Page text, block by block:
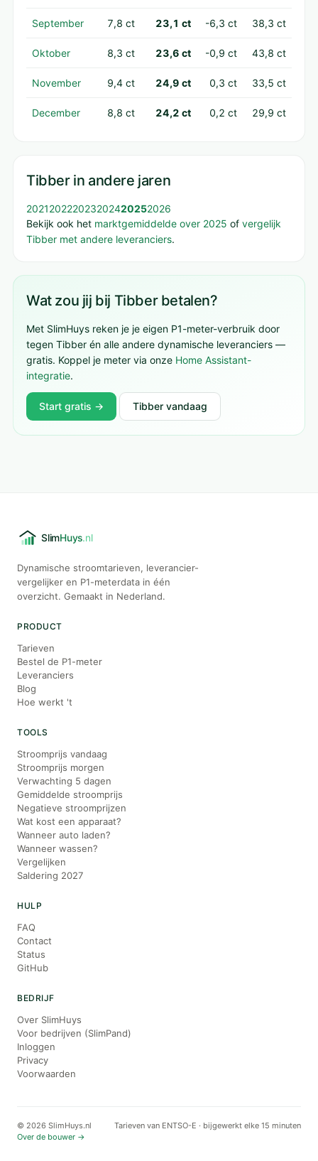
September 7,8 ct 23,1 ct -6,3 ct 38,3 ct
Oktober 8,3 ct 23,6 ct -0,9 ct 43,8 ct
November 9,4 ct 24,9 ct 0,3 ct 33,5 ct
December 8,8 ct 24,2 ct 0,2 ct 29,9 ct
Tibber in andere jaren
202120222023202420252026
Bekijk ook het marktgemiddelde over 2025 of vergelijk
Tibber met andere leveranciers.
Wat zou jij bij Tibber betalen?
Met SlimHuys reken je je eigen P1-meter-verbruik door
tegen Tibber én alle andere dynamische leveranciers —
gratis. Koppel je meter via onze Home Assistant-
integratie.
Start gratis → Tibber vandaag
Dynamische stroomtarieven, leverancier-
vergelijker en P1-meterdata in één
overzicht. Gemaakt in Nederland.
PRODUCT
Tarieven
Bestel de P1-meter
Leveranciers
Blog
Hoe werkt 't
TOOLS
Stroomprijs vandaag
Stroomprijs morgen
Verwachting 5 dagen
Gemiddelde stroomprijs
Negatieve stroomprijzen
Wat kost een apparaat?
Wanneer auto laden?
Wanneer wassen?
Vergelijken
Saldering 2027
HULP
FAQ
Contact
Status
GitHub
BEDRIJF
Over SlimHuys
Voor bedrijven (SlimPand)
Inloggen
Privacy
Voorwaarden
© 2026 SlimHuys.nl
Tarieven van ENTSO-E · bijgewerkt elke 15 minuten
Over de bouwer →